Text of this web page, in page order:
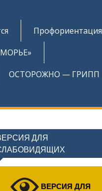
Профориентация
ОСТОРОЖНО — ГРИПП
ДЛЯ
ВЕРСИЯ ДЛЯ